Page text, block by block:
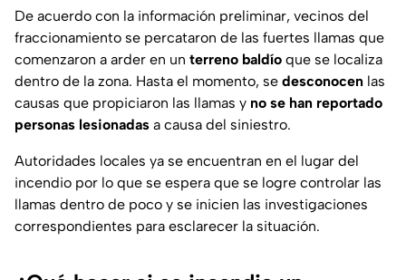
De acuerdo con la información preliminar, vecinos del
fraccionamiento se percataron de las fuertes llamas que
comenzaron a arder en un terreno baldío que se localiza
dentro de la zona. Hasta el momento, se desconocen las
causas que propiciaron las llamas y no se han reportado
personas lesionadas a causa del siniestro.
Autoridades locales ya se encuentran en el lugar del
incendio por lo que se espera que se logre controlar las
llamas dentro de poco y se inicien las investigaciones
correspondientes para esclarecer la situación.